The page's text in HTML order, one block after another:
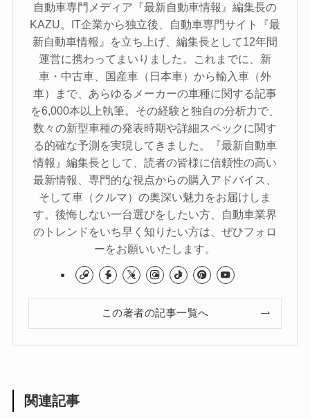
自動車専門メディア『最新自動車情報』編集長の
KAZU。IT企業から独立後、自動車専門サイト『最
新自動車情報』を立ち上げ、編集長として12年間
運営に携わってまいりました。これまでに、新
車・中古車、国産車（日本車）から輸入車（外
車）まで、あらゆるメーカーの車種に関する記事
を6,000本以上執筆。その経験と独自の分析力で、
数々の新型車種の発表時期や詳細スペックに関す
る的確な予測を実現してきました。『最新自動車
情報』編集長として、読者の皆様に信頼性の高い
最新情報、専門的な視点からの購入アドバイス、
そして車（クルマ）の奥深い魅力をお届けしま
す。後悔しない一台選びをしたい方、自動車業界
のトレンドをいち早く知りたい方は、ぜひフォロ
ーをお願いいたします。
この著者の記事一覧へ
関連記事